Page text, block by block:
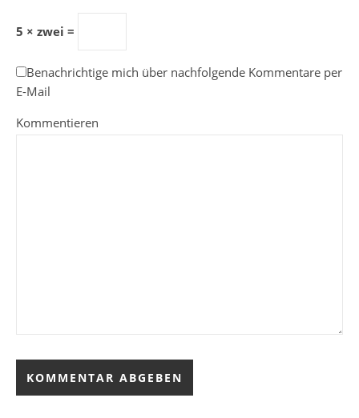
5 × zwei =
Benachrichtige mich über nachfolgende Kommentare per
E-Mail
Kommentieren